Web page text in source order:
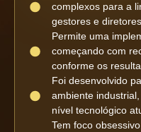
complexos para a
gestores e
Permite uma
começando com
conforme os
Foi desenvolvido
ambiente
nível tecnológico
Tem foco